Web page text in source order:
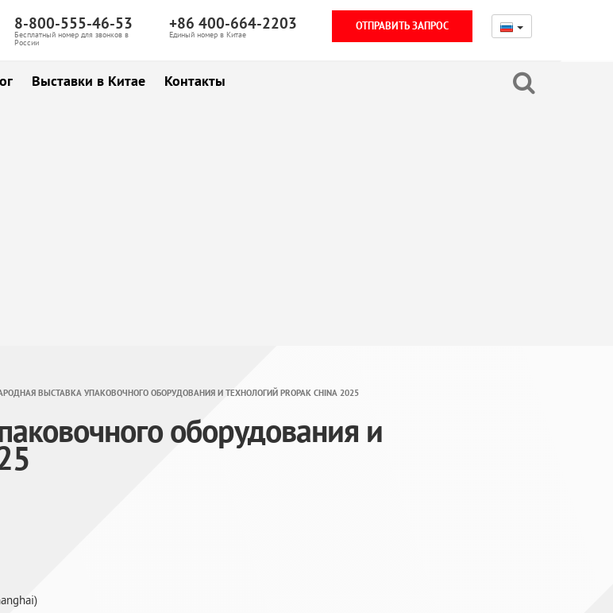
8-800-555-46-53
Бесплатный номер для звонков в
России
+86 400-664-2203
Единый номер в Китае
ОТПРАВИТЬ ЗАПРОС
Выставки в Китае Контакты
ВЫСТАВКА УПАКОВОЧНОГО ОБОРУДОВАНИЯ И ТЕХНОЛОГИЙ PROPAK CHINA 2025
оборудования и